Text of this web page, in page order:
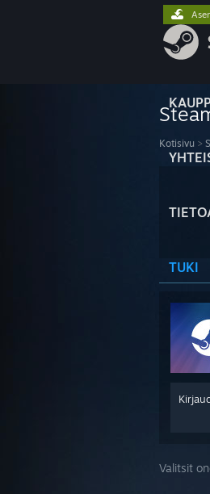
TUKI
Kotisivu >
Valitsit